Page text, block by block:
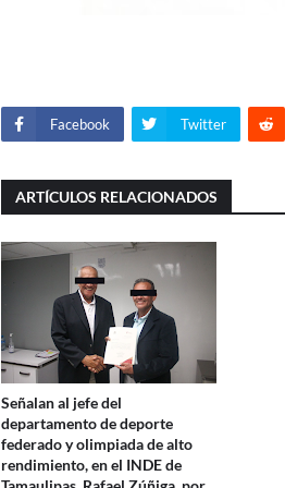
Facebook Twitter
ARTÍCULOS RELACIONADOS
Señalan al jefe del
departamento de deporte
federado y olimpiada de alto
rendimiento, en el INDE de